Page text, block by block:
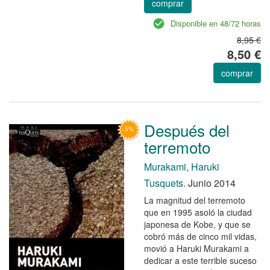
comprar
Disponible en 48/72 horas
8,95 €
8,50 €
comprar
Después del
terremoto
Murakami, Haruki
Tusquets. Junio 2014
La magnitud del terremoto
que en 1995 asoló la ciudad
japonesa de Kobe, y que se
cobró más de cinco mil vidas,
movió a Haruki Murakami a
dedicar a este terrible suceso